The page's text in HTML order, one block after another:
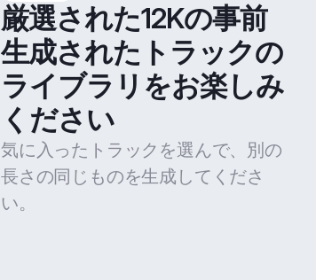
厳選された12Kの事前
生成されたトラックの
ライブラリをお楽しみ
ください
気に入ったトラックを選んで、別の
長さの同じものを生成してくださ
い。